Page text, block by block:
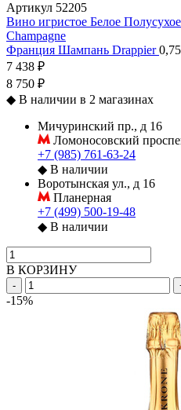
Артикул 52205
Вино игристое Белое
Champagne
Франция Шампань Drappier
7 438 ₽
8 750 ₽
◆ В наличии в 2 магазинах
Мичуринский пр., д 16
Ломоносовский
+7 (985) 761-63-24
◆ В наличии
Воротынская ул., д 16
Планерная
+7 (499) 500-19-48
◆ В наличии
В КОРЗИНУ
-
-15%